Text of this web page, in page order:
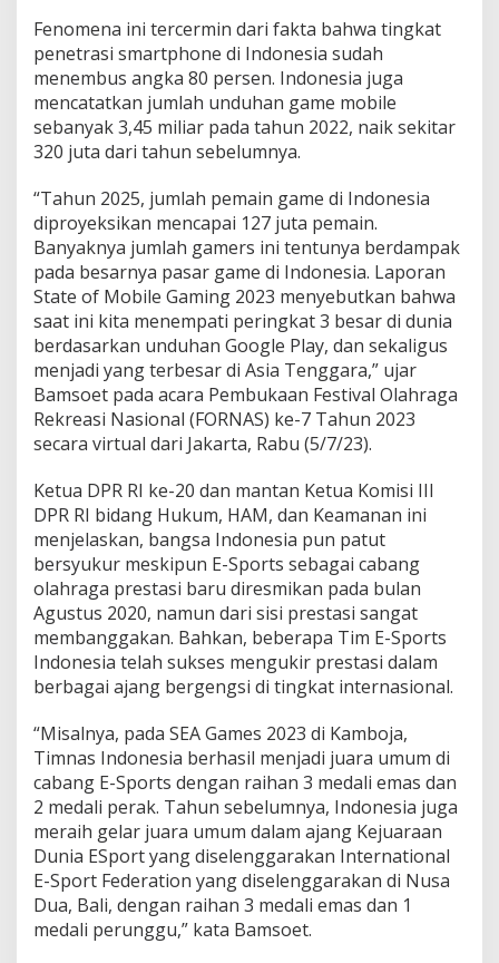
m
a
t
p
h
o
e
d
I
n
d
o
n
e
s
i
K
i
n
M
n
i
n
g
k
a
t
Fenomena ini tercermin dari fakta bahwa tingkat
penetrasi smartphone di Indonesia sudah
menembus angka 80 persen. Indonesia juga
mencatatkan jumlah unduhan game mobile
sebanyak 3,45 miliar pada tahun 2022, naik sekitar
320 juta dari tahun sebelumnya.
“Tahun 2025, jumlah pemain game di Indonesia
diproyeksikan mencapai 127 juta pemain.
Banyaknya jumlah gamers ini tentunya berdampak
pada besarnya pasar game di Indonesia. Laporan
State of Mobile Gaming 2023 menyebutkan bahwa
saat ini kita menempati peringkat 3 besar di dunia
berdasarkan unduhan Google Play, dan sekaligus
menjadi yang terbesar di Asia Tenggara,” ujar
Bamsoet pada acara Pembukaan Festival Olahraga
Rekreasi Nasional (FORNAS) ke-7 Tahun 2023
secara virtual dari Jakarta, Rabu (5/7/23).
Ketua DPR RI ke-20 dan mantan Ketua Komisi III
DPR RI bidang Hukum, HAM, dan Keamanan ini
menjelaskan, bangsa Indonesia pun patut
bersyukur meskipun E-Sports sebagai cabang
olahraga prestasi baru diresmikan pada bulan
Agustus 2020, namun dari sisi prestasi sangat
membanggakan. Bahkan, beberapa Tim E-Sports
Indonesia telah sukses mengukir prestasi dalam
berbagai ajang bergengsi di tingkat internasional.
“Misalnya, pada SEA Games 2023 di Kamboja,
Timnas Indonesia berhasil menjadi juara umum di
cabang E-Sports dengan raihan 3 medali emas dan
2 medali perak. Tahun sebelumnya, Indonesia juga
meraih gelar juara umum dalam ajang Kejuaraan
Dunia ESport yang diselenggarakan International
E-Sport Federation yang diselenggarakan di Nusa
Dua, Bali, dengan raihan 3 medali emas dan 1
medali perunggu,” kata Bamsoet.